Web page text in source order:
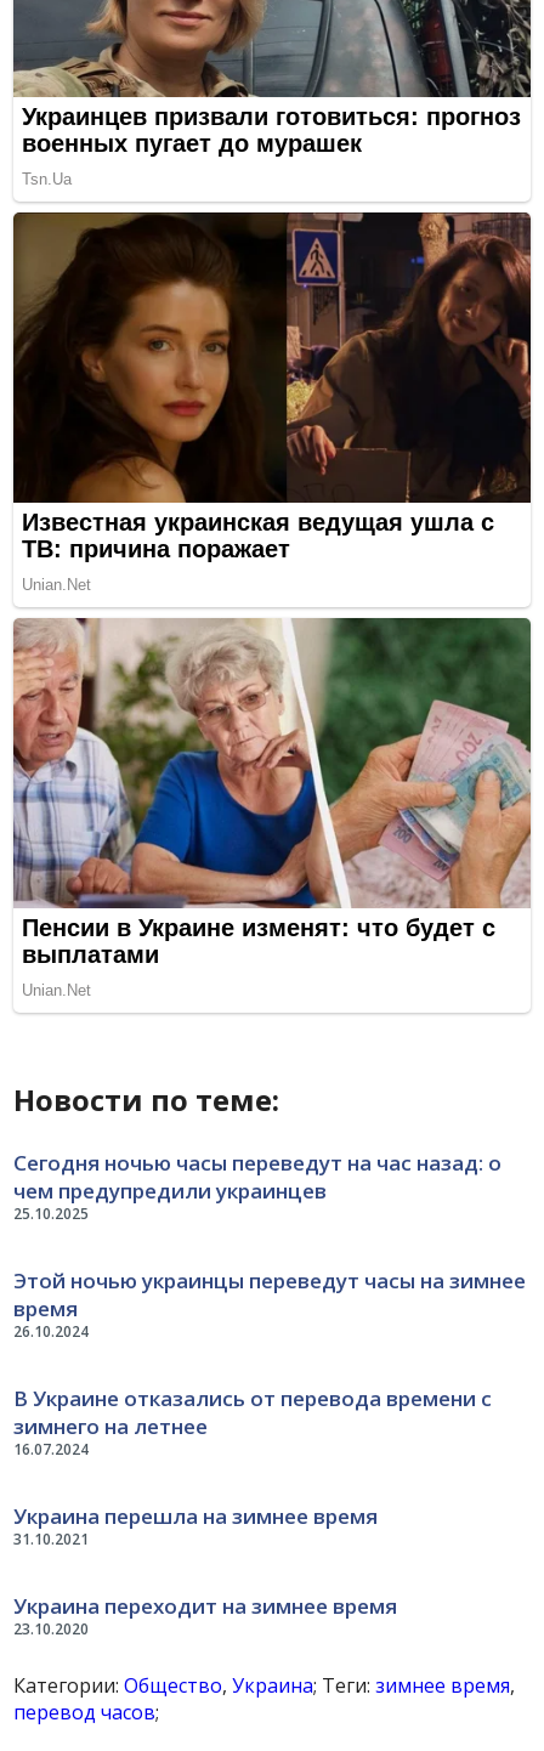
Новости по теме:
25.10.2025
Сегодня ночью часы переведут на час назад: о
чем предупредили украинцев
26.10.2024
Этой ночью украинцы переведут часы на зимнее
время
16.07.2024
В Украине отказались от перевода времени с
зимнего на летнее
31.10.2021
Украина перешла на зимнее время
23.10.2020
Украина переходит на зимнее время
Категории:Общество,Украина; Теги:зимнее время,
перевод часов;